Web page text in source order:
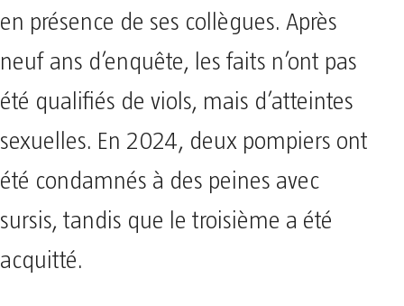
en présence de ses collègues. Après
neuf ans d’enquête, les faits n’ont pas
été qualifiés de viols, mais d’atteintes
sexuelles. En 2024, deux pompiers ont
été condamnés à des peines avec
sursis, tandis que le troisième a été
acquitté.